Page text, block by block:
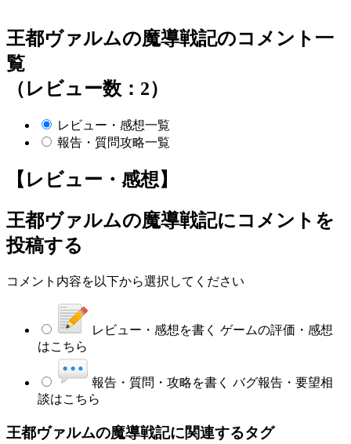
王都ヴァルムの魔導戦記のコメント一
覧
（レビュー数：2）
レビュー・感想一覧
報告・質問攻略一覧
【レビュー・感想】
王都ヴァルムの魔導戦記にコメントを
投稿する
コメント内容を以下から選択してください
レビュー・感想を書く ゲームの評価・感想
はこちら
報告・質問・攻略を書く バグ報告・要望相
談はこちら
王都ヴァルムの魔導戦記に関連するタグ